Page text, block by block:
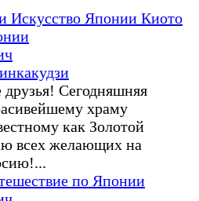
Искусство Японии Киото
Сегодняшняя
храму
как Золотой
всех желающих на
по Японии